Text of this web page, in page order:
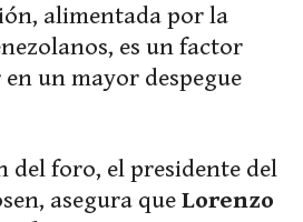
alimentada por la
es un factor
un mayor despegue
del foro, el presidente del
asegura que Lorenzo